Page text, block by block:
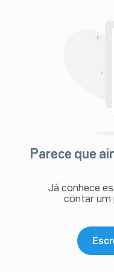
Parece que
Já conhece
contar um